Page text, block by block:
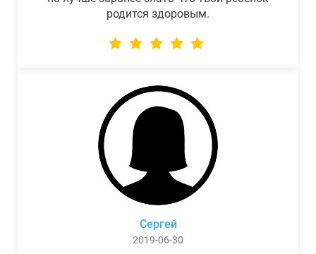
родится здоровым.
Сергей
2019-06-30